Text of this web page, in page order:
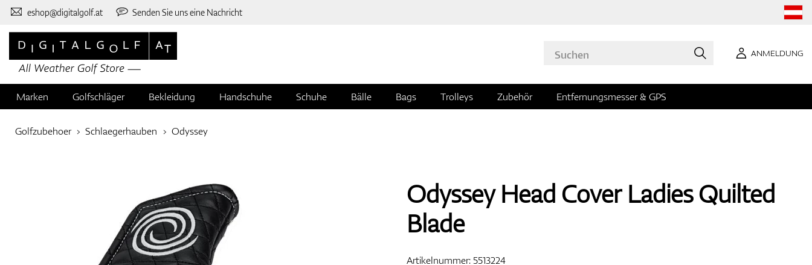
eshop@digitalgolf.at Senden Sie uns eine Nachricht
ANMELDUNG
Marken Golfschläger Bekleidung Handschuhe Schuhe Bälle Bags Trolleys Zubehör Entfernungsmesser & GPS
Golfzubehoer Schlaegerhauben Odyssey
Odyssey Head Cover Ladies Quilted
Blade
Artikelnummer:5513224